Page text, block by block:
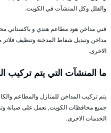
والفلل وكل المنشآت في الكويت.
مداخن وتبديل شفاط المدخنة وتنظيف فلاتر
الاخرى.
ما المنشآت التي يتم تركيب
يتم تركيب المداخن للمنازل والمطاعم
جميع محافظات الكويت, نعمل على صيانة
الخدمات الاخرى.